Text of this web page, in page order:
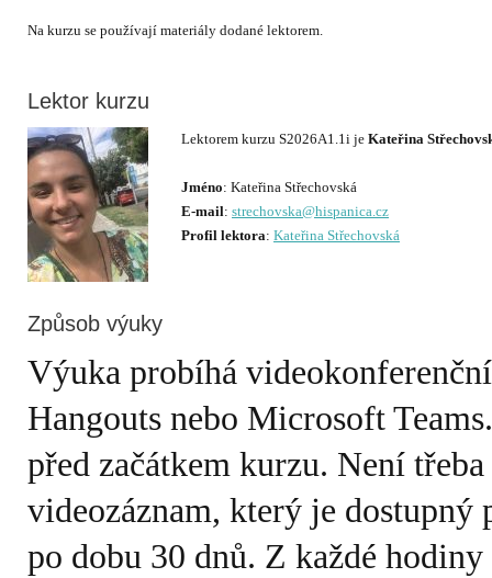
Lektor kurzu
Lektorem kurzu S2026A1.1i je Kateřina
Jméno
E-mail: strechovska@hispanica.cz
Profil lektora: Kateřina Střechovská
Způsob výuky
Výuka probíhá
Hangouts nebo Microsoft
před začátkem kurzu. Není
videozáznam, který je dostupný
po dobu 30 dnů. Z každé